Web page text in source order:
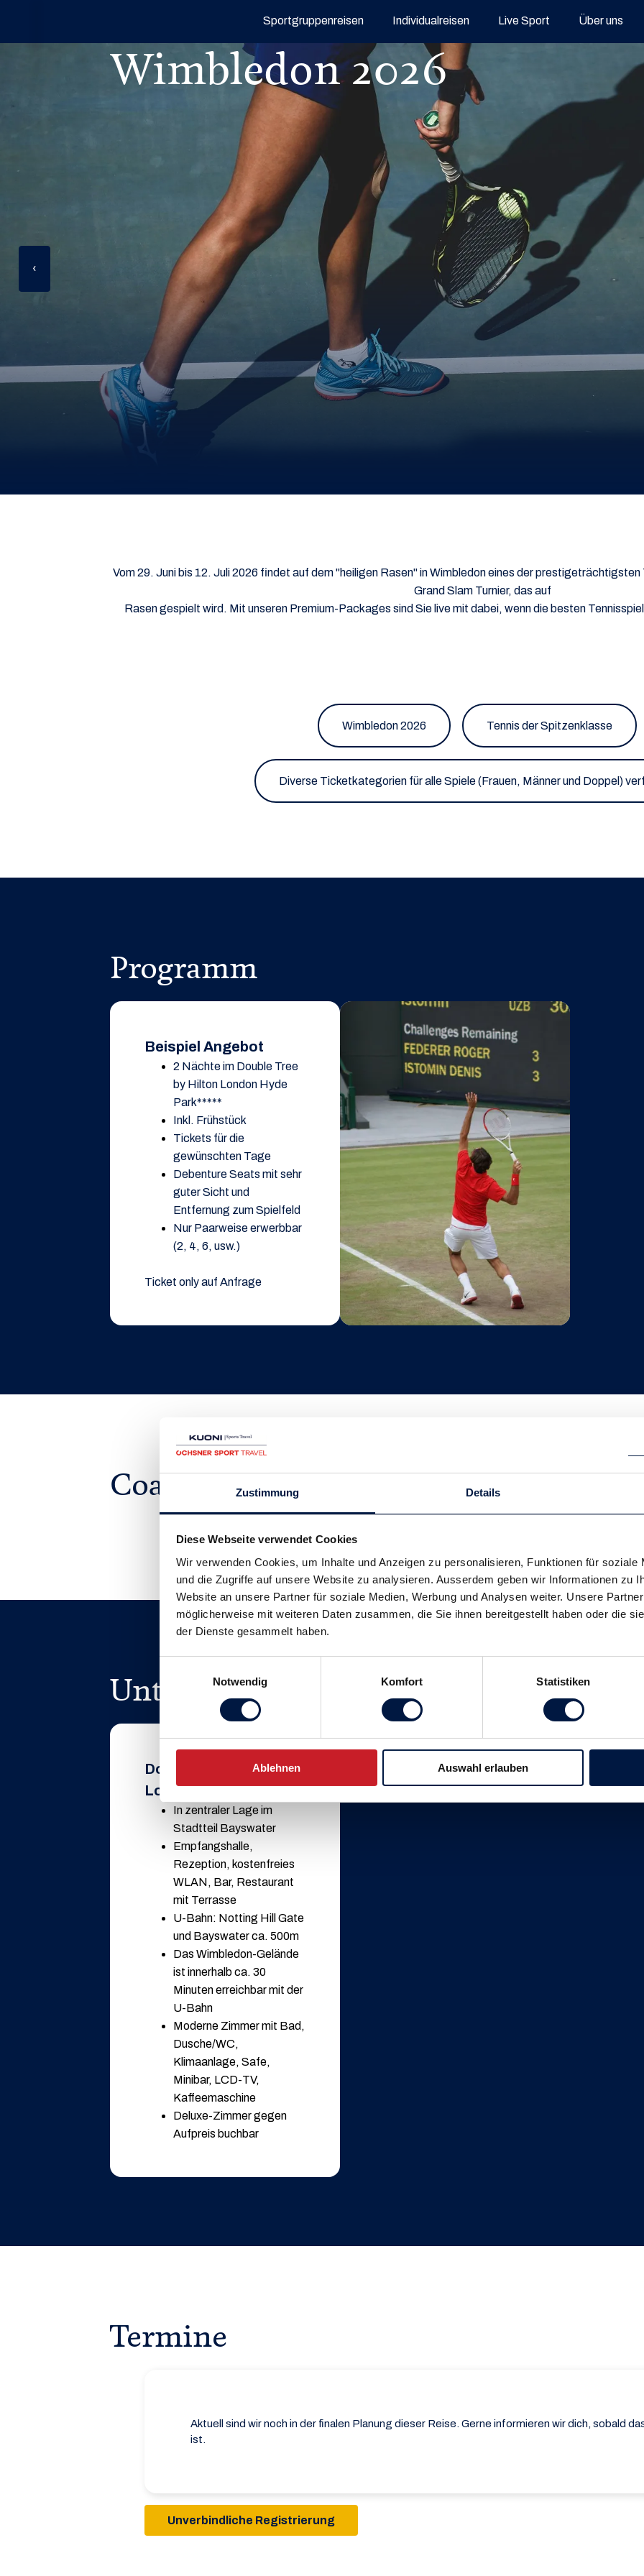
Zustimmung Details
Diese Webseite verwendet Cookies
Wir verwenden Cookies, um Inhalte und Anzeigen zu personalisieren, Funktionen für soziale
und die Zugriffe auf unsere Website zu analysieren. Ausserdem geben wir Informationen zu
Website an unsere Partner für soziale Medien, Werbung und Analysen weiter. Unsere
möglicherweise mit weiteren Daten zusammen, die Sie ihnen bereitgestellt haben oder die
der Dienste gesammelt haben.
Notwendig
Komfort Statistiken
Ablehnen Auswahl erlauben
Sportgruppenreisen Individualreisen Live Sport Über uns
‹
Wimbledon 2026
Vom 29. Juni bis 12. Juli 2026 findet auf dem "heiligen Rasen" in Wimbledon eines der
Grand Slam Turnier, das auf
Rasen gespielt wird. Mit unseren Premium-Packages sind Sie live mit dabei, wenn die besten
Wimbledon 2026 Tennis der Spitzenklasse
Diverse Ticketkategorien für alle Spiele (Frauen, Männer und Doppel)
Programm
Beispiel Angebot
2 Nächte im Double Tree
by Hilton London Hyde
Park*****
Inkl. Frühstück
Tickets für die
gewünschten Tage
Debenture Seats mit sehr
guter Sicht und
Entfernung zum Spielfeld
Nur Paarweise erwerbbar
(2, 4, 6, usw.)
Ticket only auf Anfrage
Coaches
Unterkunft
Double Tree by Hilton
London Hyde Park*****
In zentraler Lage im
Stadtteil Bayswater
Empfangshalle,
Rezeption, kostenfreies
WLAN, Bar, Restaurant
mit Terrasse
U-Bahn: Notting Hill Gate
und Bayswater ca. 500m
Das Wimbledon-Gelände
ist innerhalb ca. 30
Minuten erreichbar mit der
U-Bahn
Moderne Zimmer mit Bad,
Dusche/WC,
Klimaanlage, Safe,
Minibar, LCD-TV,
Kaffeemaschine
Deluxe-Zimmer gegen
Aufpreis buchbar
Termine
Aktuell sind wir noch in der finalen Planung dieser Reise. Gerne informieren wir dich, sobald
ist.
Unverbindliche Registrierung